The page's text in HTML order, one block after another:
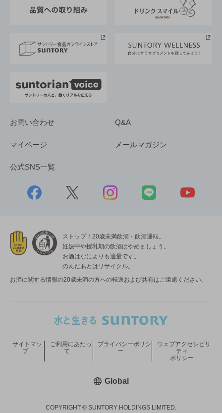
採用情報
お問い合わせ Q&A
マイページ メールマガジン
公式SNS一覧
ストップ！20歳未満飲酒・飲酒運転。
妊娠中や授乳期の飲酒はやめましょう。
お酒はなによりも適量です。
のんだあとはリサイクル。
お酒に関する情報の20歳未満の方への転送および共有はご遠慮ください。
COPYRIGHT © SUNTORY HOLDINGS LIMITED.
サイトマッ
プ
ご利用にあたっ
て
プライバシーポリシ
ー
ウェブアクセシビリ
ティ
ポリシー
Global新しいウィンドウで開く